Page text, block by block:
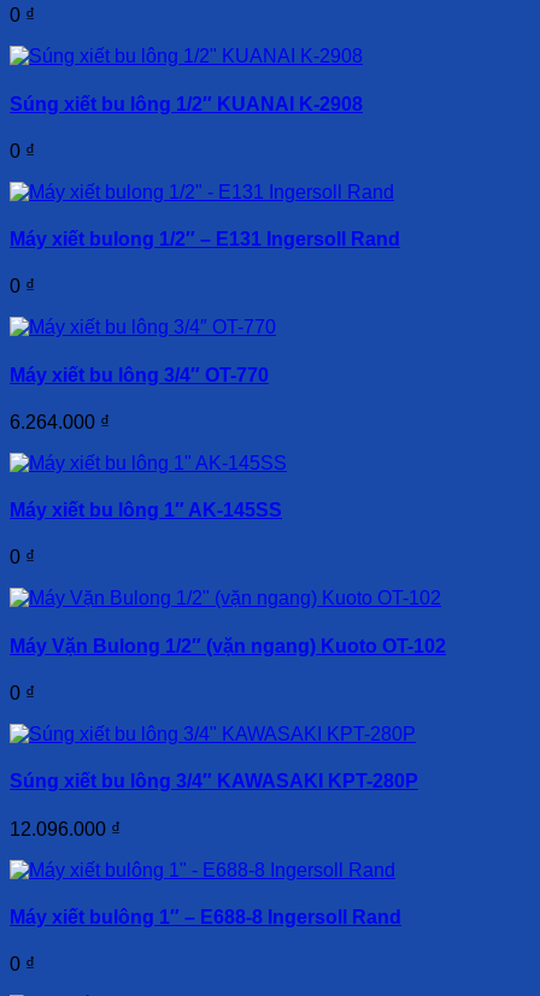
0 ₫
Súng xiết bu lông 1/2″ KUANAI K-2908
0 ₫
Máy xiết bulong 1/2″ – E131 Ingersoll Rand
0 ₫
Máy xiết bu lông 3/4″ OT-770
6.264.000 ₫
Máy xiết bu lông 1″ AK-145SS
0 ₫
Máy Vặn Bulong 1/2″ (vặn ngang) Kuoto OT-102
0 ₫
Súng xiết bu lông 3/4″ KAWASAKI KPT-280P
12.096.000 ₫
Máy xiết bulông 1″ – E688-8 Ingersoll Rand
0 ₫